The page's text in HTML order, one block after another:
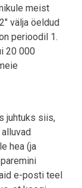
meist
välja öeldud
perioodil 1.
20 000
juhtuks siis,
hea (ja
e-posti teel